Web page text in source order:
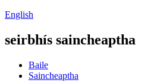
English
seirbhís saincheaptha
Baile
Saincheaptha